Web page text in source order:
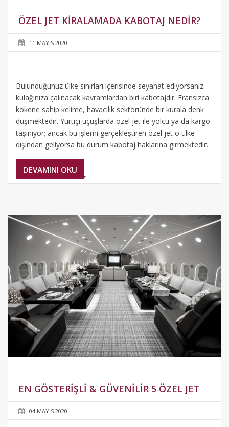
ÖZEL JET KIRALAMADA KABOTAJ NEDIR?
11 MAYIS 2020
Bulunduğunuz ülke sınırları içerisinde seyahat ediyorsanız
kulağınıza çalınacak kavramlardan biri kabotajdır. Fransızca
kökene sahip kelime, havacılık sektöründe bir kurala denk
düşmektedir. Yurtiçi uçuşlarda özel jet ile yolcu ya da kargo
taşınıyor; ancak bu işlemi gerçekleştiren özel jet o ülke
dışından geliyorsa bu durum kabotaj haklarına girmektedir.
DEVAMINI OKU
EN GÖSTERIŞLI & GÜVENILIR 5 ÖZEL JET
04 MAYIS 2020